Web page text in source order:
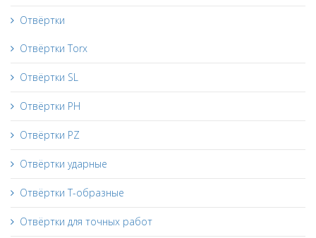
Отвёртки
Отвёртки Torx
Отвёртки SL
Отвёртки PH
Отвёртки PZ
Отвёртки ударные
Отвёртки Т-образные
Отвёртки для точных работ